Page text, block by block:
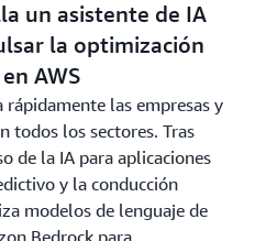
un asistente de IA
la optimización
AWS
las empresas y
todos los sectores. Tras
de la IA para aplicaciones
y la conducción
modelos de lenguaje de
Bedrock para